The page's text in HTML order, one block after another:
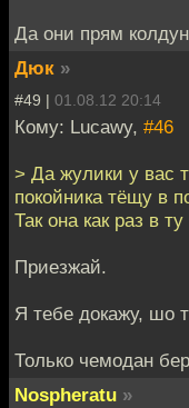
Да они прям
Дюк »
#49 | 01.08.12 20:14
Кому: Lucawy, #46
> Да жулики у вас
покойника тёщу в
Так она как раз в
Приезжай.
Я тебе докажу, шо
Только чемодан
Nospheratu »